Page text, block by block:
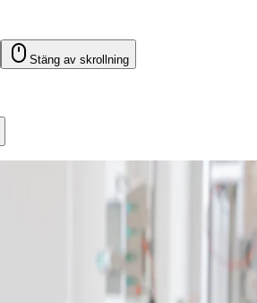
Stäng av skrollning